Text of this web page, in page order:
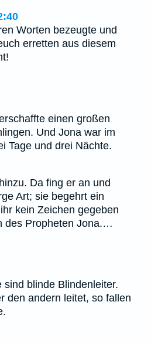
Worten bezeugte und
erretten aus diesem
einen großen
Und Jona war im
Tage und drei Nächte.
Da fing er an und
Art; sie begehrt ein
kein Zeichen gegeben
des Propheten Jona.…
sind blinde Blindenleiter.
den andern leitet, so fallen